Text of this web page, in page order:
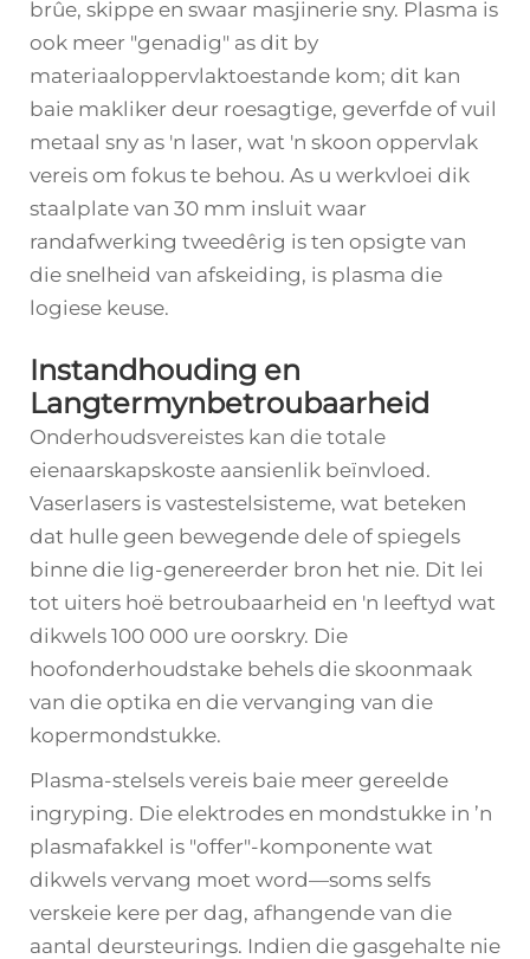
brûe, skippe en swaar masjinerie sny. Plasma is
ook meer "genadig" as dit by
materiaaloppervlaktoestande kom; dit kan
baie makliker deur roesagtige, geverfde of vuil
metaal sny as 'n laser, wat 'n skoon oppervlak
vereis om fokus te behou. As u werkvloei dik
staalplate van 30 mm insluit waar
randafwerking tweedêrig is ten opsigte van
die snelheid van afskeiding, is plasma die
logiese keuse.
Instandhouding en
Langtermynbetroubaarheid
Onderhoudsvereistes kan die totale
eienaarskapskoste aansienlik beïnvloed.
Vaserlasers is vastestelsisteme, wat beteken
dat hulle geen bewegende dele of spiegels
binne die lig-genereerder bron het nie. Dit lei
tot uiters hoë betroubaarheid en 'n leeftyd wat
dikwels 100 000 ure oorskry. Die
hoofonderhoudstake behels die skoonmaak
van die optika en die vervanging van die
kopermondstukke.
Plasma-stelsels vereis baie meer gereelde
ingryping. Die elektrodes en mondstukke in ’n
plasmafakkel is "offer"-komponente wat
dikwels vervang moet word—soms selfs
verskeie kere per dag, afhangende van die
aantal deursteurings. Indien die gasgehalte nie